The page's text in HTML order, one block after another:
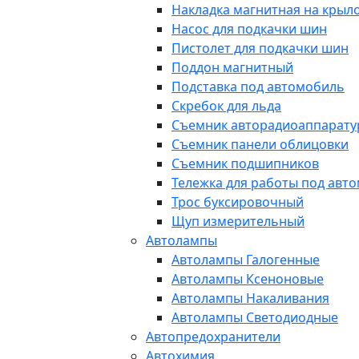
Накладка магнитная на
Насос для подкачки шин
Пистолет для подкачки шин
Поддон магнитный
Подставка под автомобиль
Скребок для льда
Съемник
Съемник панели облицовки
Съемник подшипников
Тележка для работы под
Трос буксировочный
Щуп измерительный
Автолампы
Автолампы Галогенные
Автолампы Ксеноновые
Автолампы Накаливания
Автолампы Светодиодные
Автопредохранители